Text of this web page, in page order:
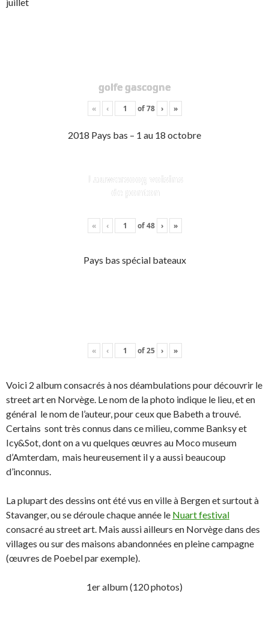
juillet
golfe gascogne
« ‹ of78 › »
2018 Pays bas – 1 au 18 octobre
Lauwersoog voisins
de ponton
« ‹ of48 › »
Pays bas spécial bateaux
« ‹ of25 › »
Voici 2 album consacrés à nos déambulations pour découvrir le
street art en Norvège. Le nom de la photo indique le lieu, et en
général le nom de l’auteur, pour ceux que Babeth a trouvé.
Certains sont très connus dans ce milieu, comme Banksy et
Icy&Sot, dont on a vu quelques œuvres au Moco museum
d’Amterdam, mais heureusement il y a aussi beaucoup
d’inconnus.
La plupart des dessins ont été vus en ville à Bergen et surtout à
Stavanger, ou se déroule chaque année le Nuart festival
consacré au street art. Mais aussi ailleurs en Norvège dans des
villages ou sur des maisons abandonnées en pleine campagne
(œuvres de Poebel par exemple).
1er album (120 photos)